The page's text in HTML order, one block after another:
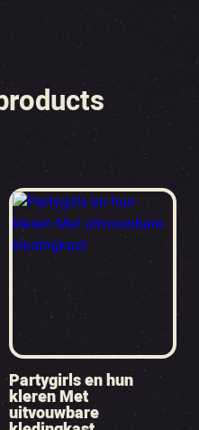
Partygirls en hun
kleren Met
uitvouwbare